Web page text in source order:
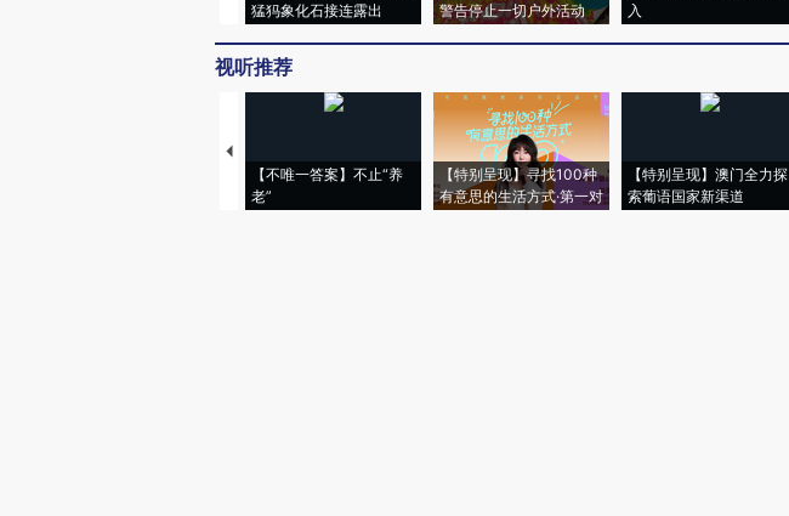
猛犸象化石接连露出
警告停止一切户外活动
入
视听推荐
【不唯一答案】不止“养
老”
【特别呈现】寻找100种
有意思的生活方式·第一对
【特别呈现】澳门全力探
索葡语国家新渠道